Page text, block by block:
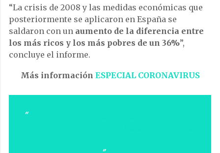
“La crisis de 2008 y las medidas económicas que
posteriormente se aplicaron en España se
saldaron con un aumento de la diferencia entre
los más ricos y los más pobres de un 36%”,
concluye el informe.
Más información ESPECIAL CORONAVIRUS